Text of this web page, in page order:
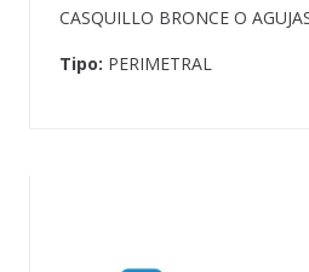
CASQUILLO BRONCE O
Tipo: PERIMETRAL